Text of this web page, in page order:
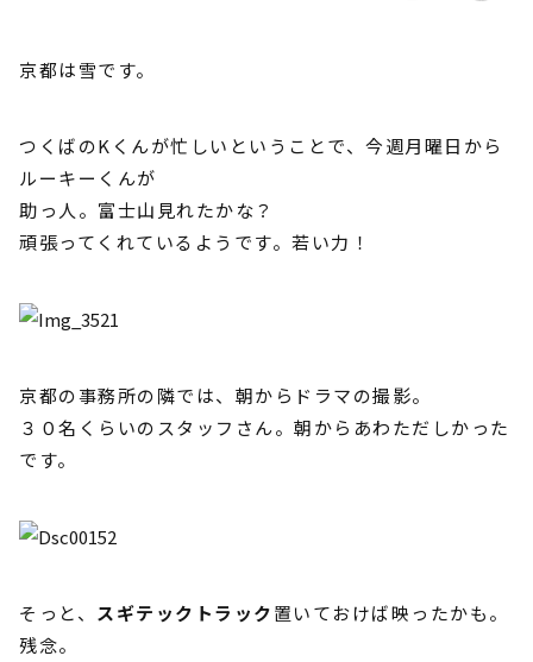
京都は雪です。
つくばのKくんが忙しいということで、今週月曜日から
ルーキーくんが
助っ人。富士山見れたかな？
頑張ってくれているようです。若い力！
京都の事務所の隣では、朝からドラマの撮影。
３０名くらいのスタッフさん。朝からあわただしかった
です。
そっと、 スギテックトラック置いておけば映ったかも。
残念。